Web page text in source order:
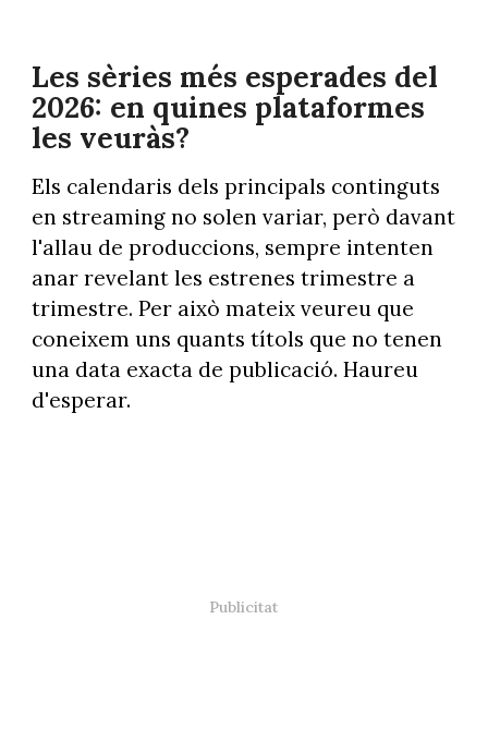
Les sèries més esperades del
2026: en quines plataformes
les veuràs?
Els calendaris dels principals continguts
en streaming no solen variar, però davant
l'allau de produccions, sempre intenten
anar revelant les estrenes trimestre a
trimestre. Per això mateix veureu que
coneixem uns quants títols que no tenen
una data exacta de publicació. Haureu
d'esperar.